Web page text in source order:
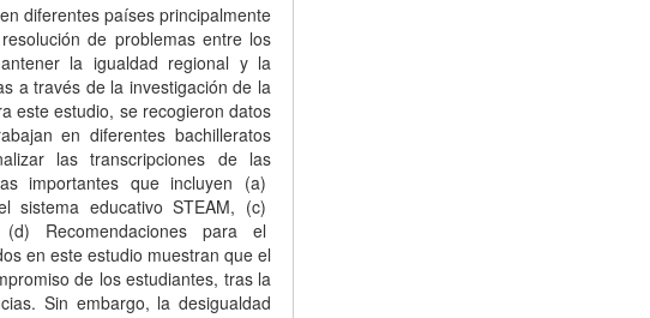
diferentes países principalmente
de problemas entre los
la igualdad regional y la
a través de la investigación de la
este estudio, se recogieron datos
en diferentes bachilleratos
las transcripciones de las
importantes que incluyen (a)
sistema educativo STEAM, (c)
Recomendaciones para el
en este estudio muestran que el
de los estudiantes, tras la
Sin embargo, la desigualdad